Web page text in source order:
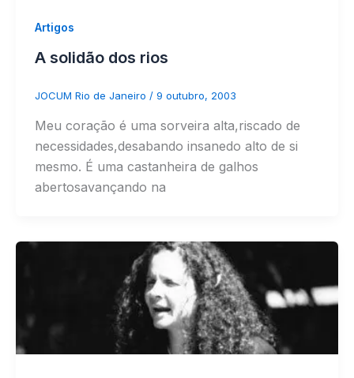
Artigos
A solidão dos rios
JOCUM Rio de Janeiro / 9 outubro, 2003
Meu coração é uma sorveira alta,riscado de
necessidades,desabando insanedo alto de si
mesmo. É uma castanheira de galhos
abertosavançando na